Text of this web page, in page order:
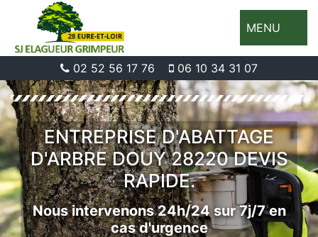
MENU
02 52 56 17 76 06 10 34 31 07
ENTREPRISE D'ABATTAGE
D'ARBRE DOUY 28220 DEVIS
RAPIDE.
Nous intervenons 24h/24 sur 7j/7 en
cas d'urgence